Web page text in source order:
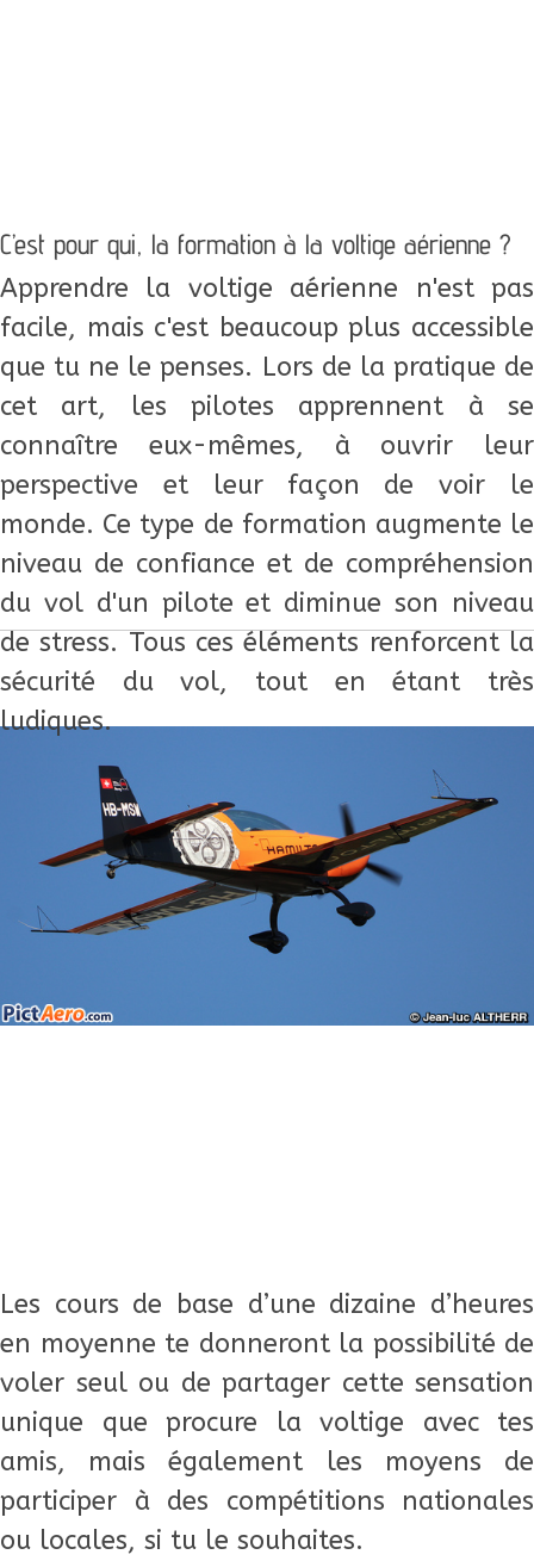
C’est pour qui, la formation à la voltige aérienne ?
Apprendre la voltige aérienne n'est pas
facile, mais c'est beaucoup plus accessible
que tu ne le penses. Lors de la pratique de
cet art, les pilotes apprennent à se
connaître eux-mêmes, à ouvrir leur
perspective et leur façon de voir le
monde. Ce type de formation augmente le
niveau de confiance et de compréhension
du vol d'un pilote et diminue son niveau
de stress. Tous ces éléments renforcent la
sécurité du vol, tout en étant très
ludiques.
Les cours de base d’une dizaine d’heures
en moyenne te donneront la possibilité de
voler seul ou de partager cette sensation
unique que procure la voltige avec tes
amis, mais également les moyens de
participer à des compétitions nationales
ou locales, si tu le souhaites.